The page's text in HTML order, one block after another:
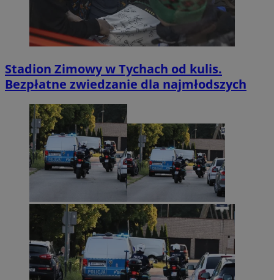
Stadion Zimowy w Tychach od kulis.
Bezpłatne zwiedzanie dla najmłodszych